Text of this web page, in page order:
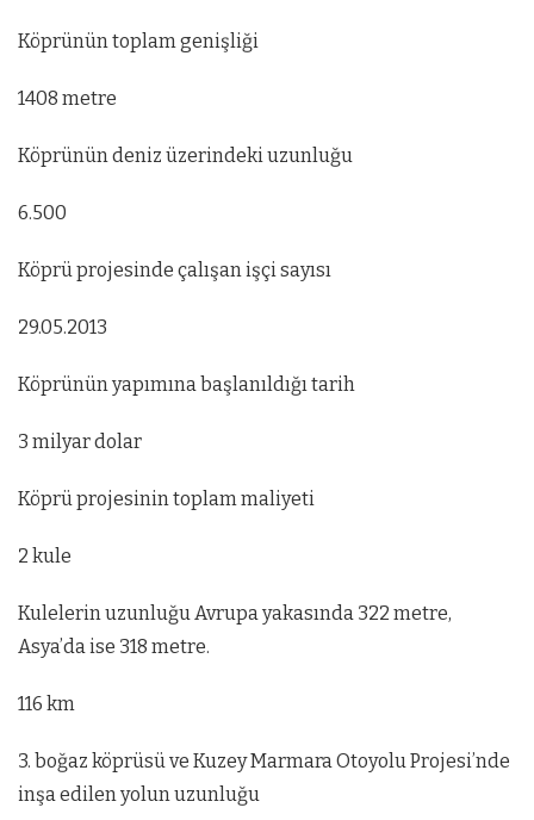
Köprünün toplam genişliği
1408 metre
Köprünün deniz üzerindeki uzunluğu
6.500
Köprü projesinde çalışan işçi sayısı
29.05.2013
Köprünün yapımına başlanıldığı tarih
3 milyar dolar
Köprü projesinin toplam maliyeti
2 kule
Kulelerin uzunluğu Avrupa yakasında 322 metre,
Asya’da ise 318 metre.
116 km
3. boğaz köprüsü ve Kuzey Marmara Otoyolu Projesi’nde
inşa edilen yolun uzunluğu